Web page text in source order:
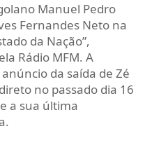
Manuel Pedro
Fernandes Neto na
da Nação”,
Rádio MFM. A
da saída de Zé
no passado dia 16
a sua última